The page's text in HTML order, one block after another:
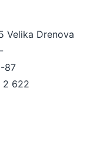
Velika Drenova
87
2 622